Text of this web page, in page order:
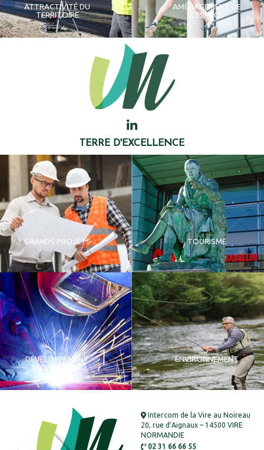
ATTRACTIVITÉ DU
TERRITOIRE
AMÉNAGEMENT DE
L'ESPACE
TERRE D'EXCELLENCE
GRANDS PROJETS TOURISME
DÉVELOPPEMENT
ÉCONOMIQUE
ENVIRONNEMENT
Intercom de la Vire au Noireau
20, rue d’Aignaux – 14500 VIRE
NORMANDIE
02 31 66 66 55